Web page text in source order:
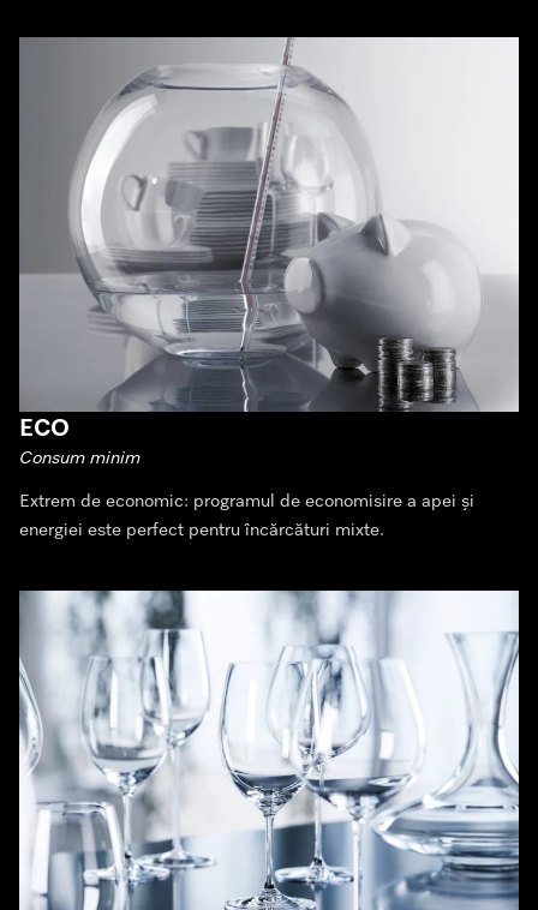
ECO
Consum minim
Extrem de economic: programul de economisire a apei și
energiei este perfect pentru încărcături mixte.